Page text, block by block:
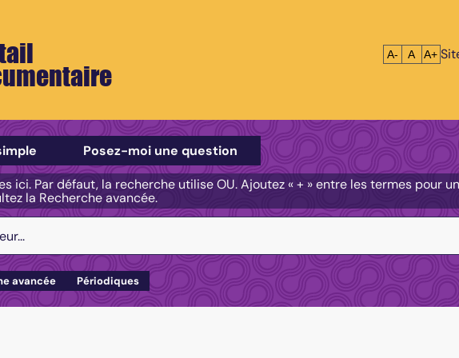
Réduire le
A- A A+
de recherche
Posez-moi une question
ici. Par défaut, la recherche utilise OU. Ajoutez « + » entre les termes pour
la Recherche avancée.
avancée Périodiques